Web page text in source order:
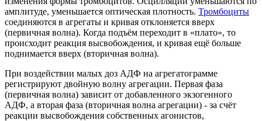
амплитуде, уменьшается оптическая плотность. Тромбоциты
соединяются в агрегаты и кривая отклоняется вверх
(первичная волна). Когда подъём переходит в «плато», то
происходит реакция высвобождения, и кривая ещё больше
поднимается вверх (вторичная волна).
При воздействии малых доз АДФ на агрегатограмме
регистрируют двойную волну агрегации. Первая фаза
(первичная волна) зависит от добавленного экзогенного
АДФ, а вторая фаза (вторичная волна агрегации) - за счёт
реакции высвобождения собственных агонистов,